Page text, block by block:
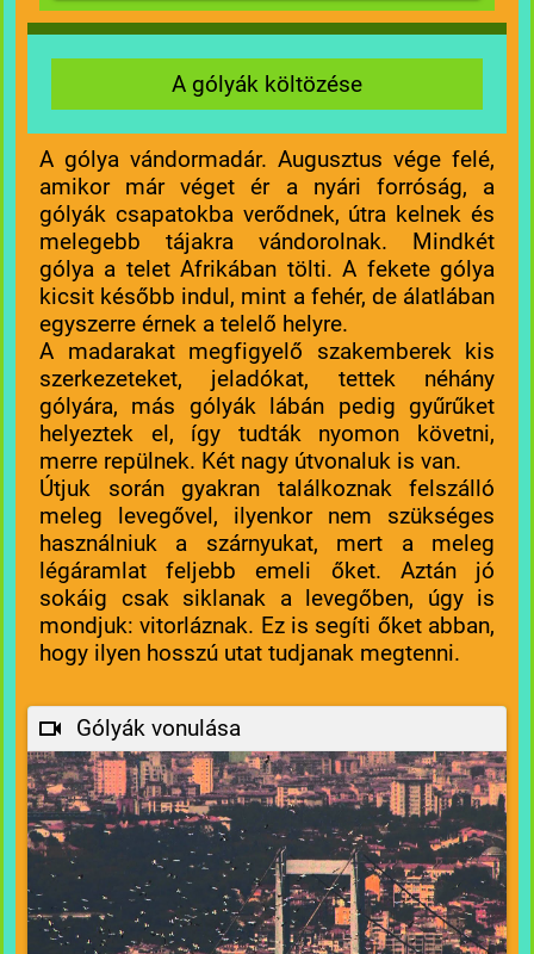
A gólyák költözése
A gólya vándormadár. Augusztus vége felé,
amikor már véget ér a nyári forróság, a
gólyák csapatokba verődnek, útra kelnek és
melegebb tájakra vándorolnak. Mindkét
gólya a telet Afrikában tölti. A fekete gólya
kicsit később indul, mint a fehér, de álatlában
egyszerre érnek a telelő helyre.
A madarakat megfigyelő szakemberek kis
szerkezeteket, jeladókat, tettek néhány
gólyára, más gólyák lábán pedig gyűrűket
helyeztek el, így tudták nyomon követni,
merre repülnek. Két nagy útvonaluk is van.
Útjuk során gyakran találkoznak felszálló
meleg levegővel, ilyenkor nem szükséges
használniuk a szárnyukat, mert a meleg
légáramlat feljebb emeli őket. Aztán jó
sokáig csak siklanak a levegőben, úgy is
mondjuk: vitorláznak. Ez is segíti őket abban,
hogy ilyen hosszú utat tudjanak megtenni.
Gólyák vonulása